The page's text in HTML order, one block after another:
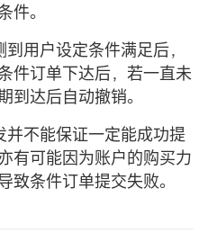
件。
用户设定条件满足后，
件订单下达后，若一直未
到达后自动撤销。
不能保证一定能成功提
有可能因为账户的购买力
致条件订单提交失败。